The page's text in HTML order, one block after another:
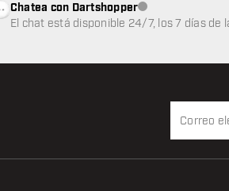
Chatea con DartshopperAtención al cliente
El chat está disponible 24/7, los 7 días de